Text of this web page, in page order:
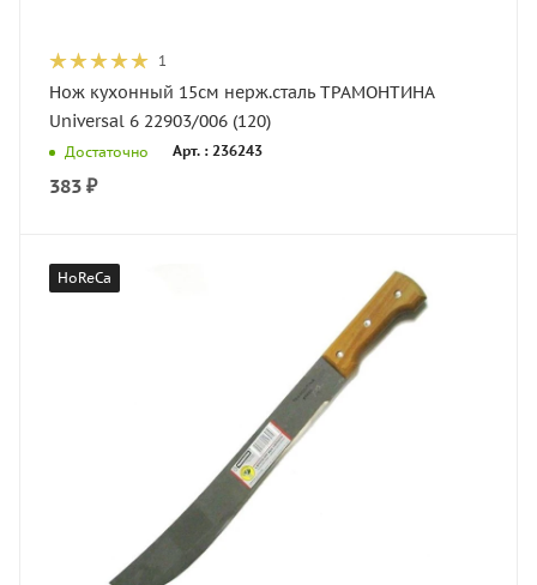
1
Нож кухонный 15см нерж.сталь ТРАМОНТИНА
Universal 6 22903/006 (120)
Достаточно Арт. : 236243
383 ₽
HoReCa